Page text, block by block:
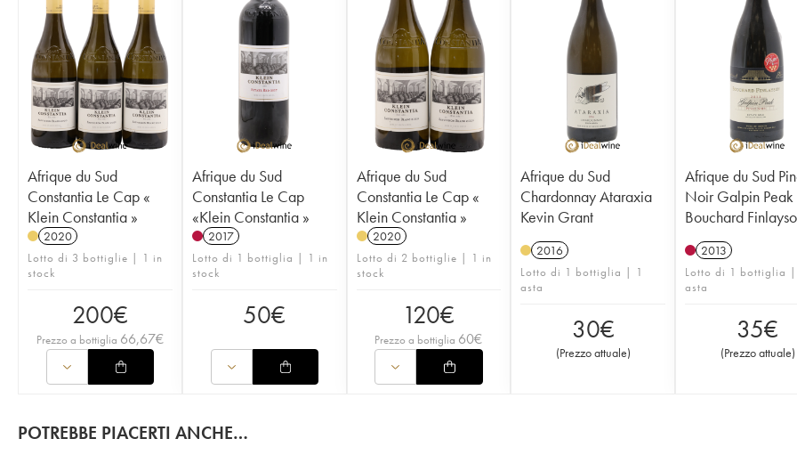
Afrique du Sud
Constantia Le Cap «
Klein Constantia »
2020
Lotto di 3 bottiglie | 1 in
stock
200€
Prezzo a bottiglia 66,67€
Afrique du Sud
Constantia Le Cap
«Klein Constantia »
2017
Lotto di 1 bottiglia | 1 in
stock
50€
Afrique du Sud
Constantia Le Cap «
Klein Constantia »
2020
Lotto di 2 bottiglie | 1 in
stock
120€
Prezzo a bottiglia 60€
Afrique du Sud
Chardonnay Ataraxia
Kevin Grant
2016
Lotto di 1 bottiglia | 1
asta
30€
(Prezzo attuale)
Afrique du Sud
Noir Galpin Peak
Bouchard
2013
Lotto di 1 bottiglia
asta
35€
(Prezzo attuale)
POTREBBE PIACERTI ANCHE…